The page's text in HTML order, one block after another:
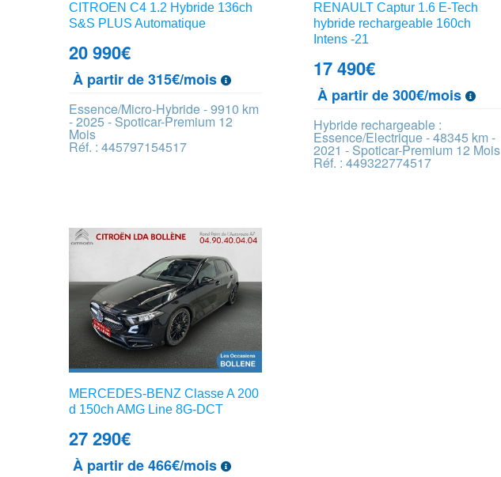
CITROEN C4 1.2 Hybride 136ch
S&S PLUS Automatique
20 990€
À partir de 315€/mois
Essence/Micro-Hybride - 9910 km
- 2025 - Spoticar-Premium 12
Mois
Réf. : 445797154517
RENAULT Captur 1.6 E-Tech
hybride rechargeable 160ch
Intens -21
17 490€
À partir de 300€/mois
Hybride rechargeable :
Essence/Electrique - 48345 km -
2021 - Spoticar-Premium 12 Mois
Réf. : 449322774517
MERCEDES-BENZ Classe A 200
d 150ch AMG Line 8G-DCT
27 290€
À partir de 466€/mois